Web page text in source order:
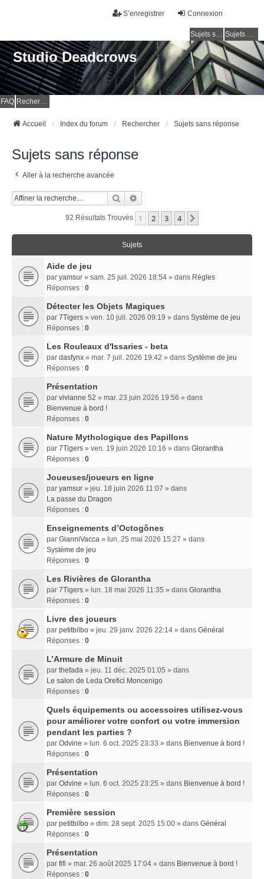
Connexion
S’enregistrer
Sujets sans réponse Sujets actifs
Studio Deadcrows
FAQ Rechercher
Accueil Index du forum Rechercher Sujets sans réponse
Sujets sans réponse
Aller à la recherche avancée
Rechercher
92 Résultats Trouvés 1 2 3 4
Sujets
Aide de jeu
par yamsur » sam. 25 juil. 2026 18:54 » dans Règles
Réponses : 0
Détecter les Objets Magiques
par 7Tigers » ven. 10 juil. 2026 09:19 » dans Système de jeu
Réponses : 0
Les Rouleaux d'Issaries - beta
par dasfynx » mar. 7 juil. 2026 19:42 » dans Système de jeu
Réponses : 0
Présentation
par vivianne 52 » mar. 23 juin 2026 19:56 » dans
Bienvenue à bord !
Réponses : 0
Nature Mythologique des Papillons
par 7Tigers » ven. 19 juin 2026 10:16 » dans Glorantha
Réponses : 0
Joueuses/joueurs en ligne
par yamsur » jeu. 18 juin 2026 11:07 » dans
La passe du Dragon
Réponses : 0
Enseignements dʼOctogônes
par GianniVacca » lun. 25 mai 2026 15:27 » dans
Système de jeu
Réponses : 0
Les Rivières de Glorantha
par 7Tigers » lun. 18 mai 2026 11:35 » dans Glorantha
Réponses : 0
Livre des joueurs
par petitbilbo » jeu. 29 janv. 2026 22:14 » dans Général
Réponses : 0
L’Armure de Minuit
par thefada » jeu. 11 déc. 2025 01:05 » dans
Le salon de Leda Orefici Moncenigo
Réponses : 0
Quels équipements ou accessoires utilisez-vous
pour améliorer votre confort ou votre immersion
pendant les parties ?
par Odvine » lun. 6 oct. 2025 23:33 » dans Bienvenue à bord !
Réponses : 0
Présentation
par Odvine » lun. 6 oct. 2025 23:25 » dans Bienvenue à bord !
Réponses : 0
Première session
par petitbilbo » dim. 28 sept. 2025 15:00 » dans Général
Réponses : 0
Présentation
par fifi » mar. 26 août 2025 17:04 » dans Bienvenue à bord !
Réponses : 0